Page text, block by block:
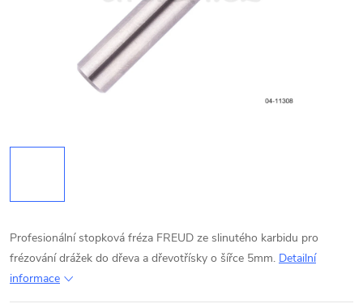
Profesionální stopková fréza FREUD ze slinutého karbidu pro
frézování drážek do dřeva a dřevotřísky o šířce 5mm. Detailní
informace